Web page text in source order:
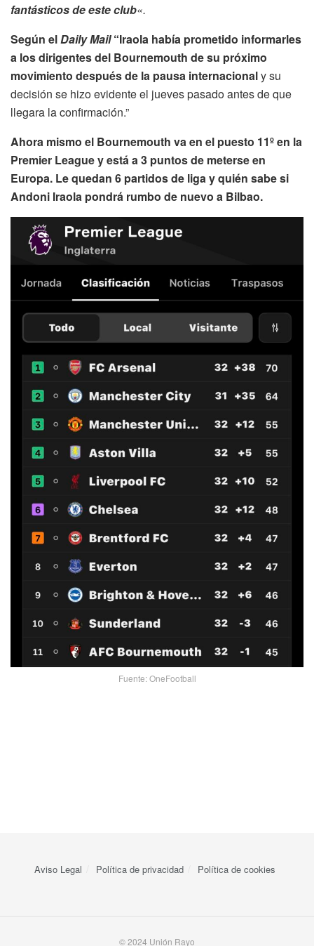
fantásticos de este club«.
Según elDaily Mail“Iraola había prometido informarles
a los dirigentes del Bournemouth de su próximo
movimiento después de la pausa internacionaly su
decisión se hizo evidente el jueves pasado antes de que
llegara la confirmación.”
Ahora mismo el Bournemouth va en el puesto 11º en la
Premier League y está a 3 puntos de meterse en
Europa. Le quedan 6 partidos de liga y quién sabe si
Andoni Iraola pondrá rumbo de nuevo a Bilbao.
Fuente: OneFootball
Aviso Legal Política de privacidad Política de cookies
© 2024 Unión Rayo